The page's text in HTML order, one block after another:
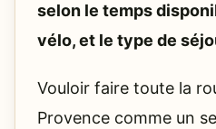
selon le temps
vélo, et le type de
Vouloir faire toute la
Provence comme un